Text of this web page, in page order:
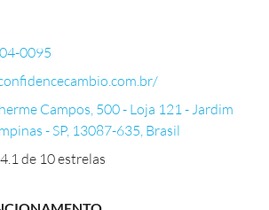
0095
Campos, 500 - Loja 121 - Jardim
- SP, 13087-635, Brasil
4.1 de 10 estrelas